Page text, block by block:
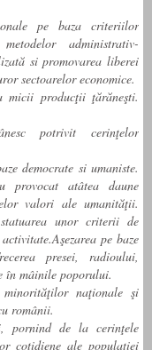
pe baza criteriilor
administrativ-
si promovarea liberei
sectoarelor economice.
micii producţii ţărăneşti.
potrivit cerinţelor
democrate si umaniste.
provocat atâtea daune
valori ale umanităţii.
unor criterii de
pe baze
presei, radioului,
în mâinile poporului.
naţionale şi
românii.
pornind de la cerinţele
cotidiene ale populaţiei